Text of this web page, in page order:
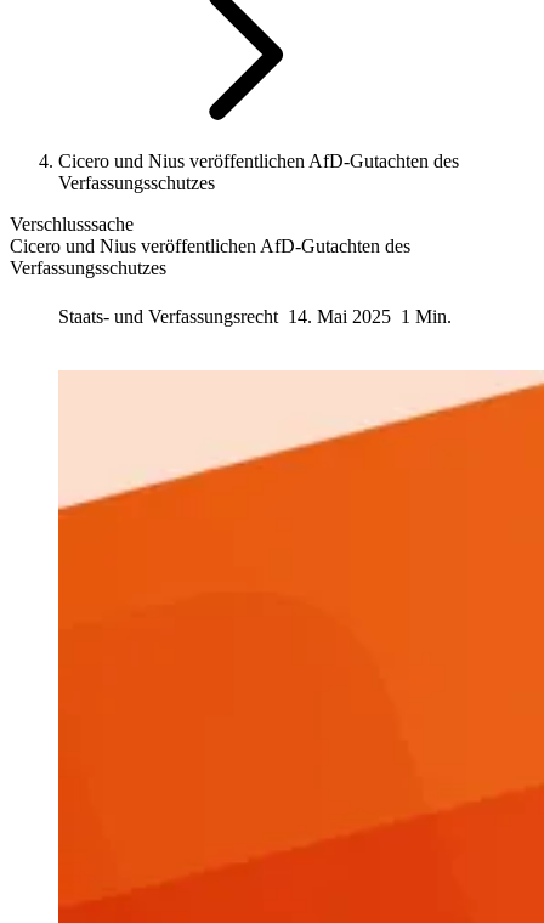
Cicero und Nius veröffentlichen AfD-Gutachten des
Verfassungsschutzes
Verschlusssache
Cicero und Nius veröffentlichen AfD-Gutachten des
Verfassungsschutzes
Staats- und Verfassungsrecht 14. Mai 2025 1 Min.